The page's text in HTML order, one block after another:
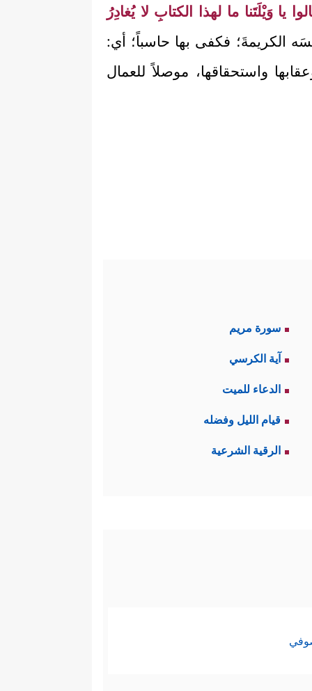
يا وَيْلَتَنا ما لهذا الكتابِ لا يُغادِرُ
الكريمةَ؛ فكفى بها حاسباً؛ أي:
واستحقاقها، موصلاً للعمال
سورة مريم
آية الكرسي
الدعاء للميت
قيام الليل وفضله
الرقية الشرعية